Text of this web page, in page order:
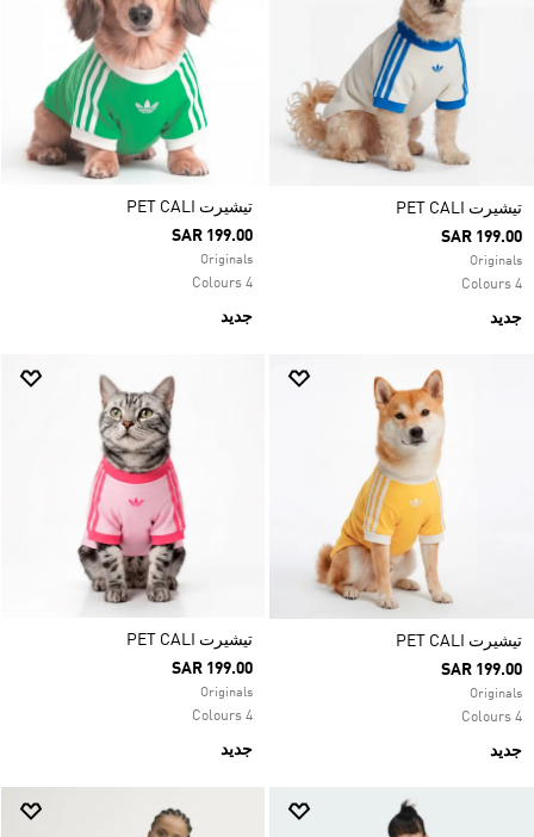
تيشيرت PET CALI
SAR 199.00
Originals
4 Colours
جديد
تيشيرت PET CALI
SAR 199.00
Originals
4 Colours
جديد
تيشيرت PET CALI
SAR 199.00
Originals
4 Colours
جديد
تيشيرت PET CALI
SAR 199.00
Originals
4 Colours
جديد